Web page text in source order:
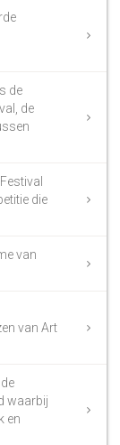
de
de
die
van
van Art
waarbij
en